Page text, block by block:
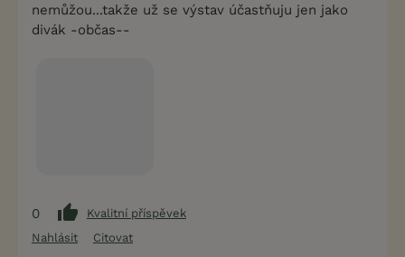
nemůžou...takže už se výstav účastňuju jen jako
divák -občas--
0
Kvalitní příspěvek
Nahlásit
Citovat